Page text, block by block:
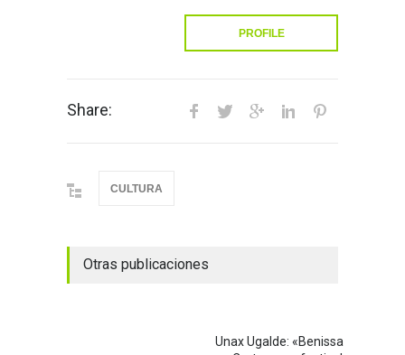
PROFILE
Share:
CULTURA
Otras publicaciones
Unax Ugalde: «Benissa